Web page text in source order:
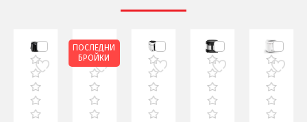
ПОСЛЕДНИ
БРОЙКИ